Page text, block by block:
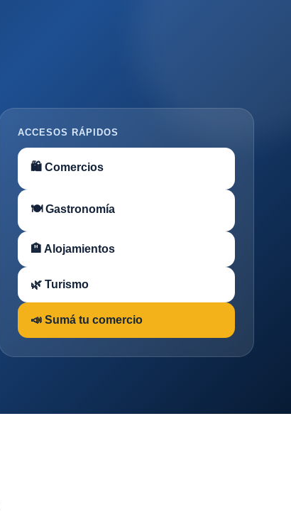
ACCESOS RÁPIDOS
🛍 Comercios
🍽 Gastronomía
🏨 Alojamientos
🌿 Turismo
📣 Sumá tu comercio